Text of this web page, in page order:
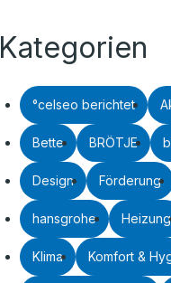
Kategorien
°celseo berichtet
Bette BRÖTJE
Design Förderung
hansgrohe Heizung
Klima Komfort &